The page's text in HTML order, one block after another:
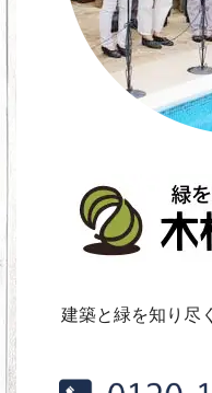
建築と緑を知り尽